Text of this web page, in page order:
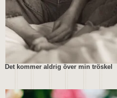
Det kommer aldrig över min tröskel